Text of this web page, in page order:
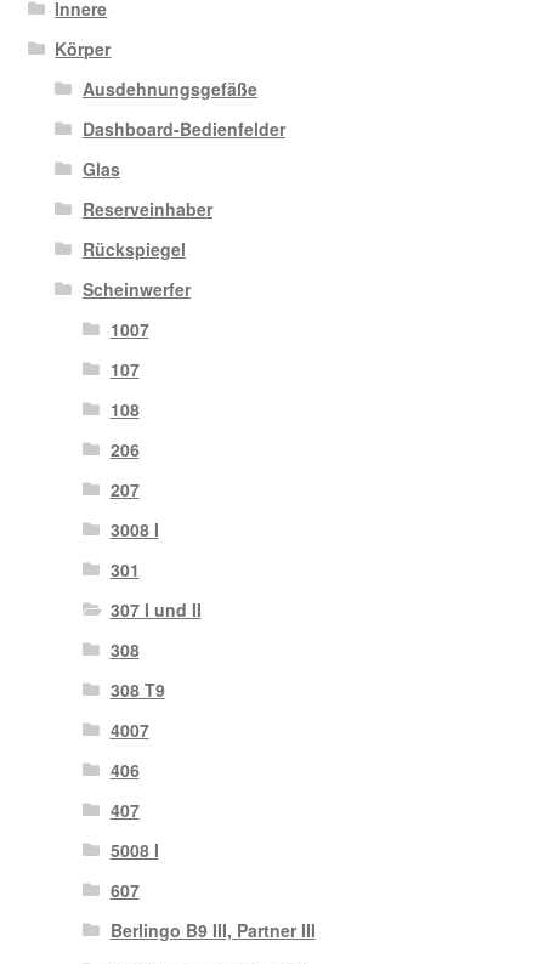
Innere
Körper
Ausdehnungsgefäße
Dashboard-Bedienfelder
Glas
Reserveinhaber
Rückspiegel
Scheinwerfer
1007
107
108
206
207
3008 I
301
307 I und II
308
308 T9
4007
406
407
5008 I
607
Berlingo B9 III, Partner III